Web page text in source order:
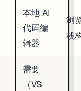
本地 AI
代码编
辑器
浏
栈
需要
（VS